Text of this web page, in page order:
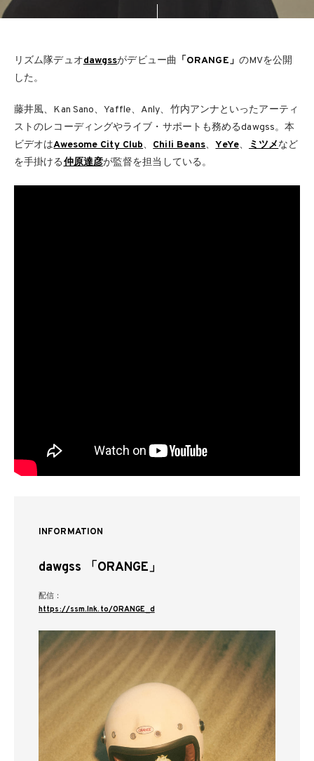
リズム隊デュオdawgssがデビュー曲 「ORANGE」 のMVを公開
した。
藤井風、Kan Sano、Yaffle、Anly、竹内アンナといったアーティ
ストのレコーディングやライブ・サポートも務めるdawgss。本
ビデオはAwesome City Club、 Chili Beans、YeYe、 ミツメなど
を手掛ける仲原達彦が監督を担当している。
INFORMATION
dawgss 「ORANGE」
配信：
https://ssm.lnk.to/ORANGE_d